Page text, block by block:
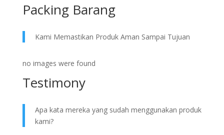
Packing Barang
Kami Memastikan Produk Aman Sampai Tujuan
no images were found
Testimony
Apa kata mereka yang sudah menggunakan produk
kami?